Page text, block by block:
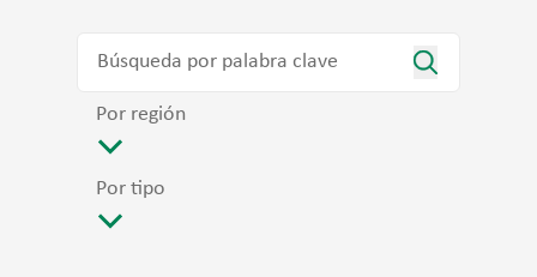
Por región
Por tipo